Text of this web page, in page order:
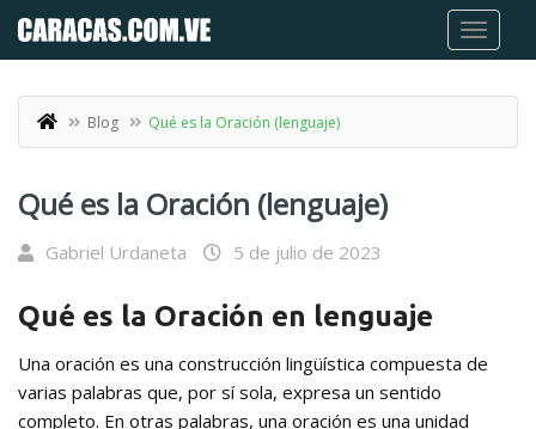
Blog Qué es la Oración (lenguaje)
Qué es la Oración (lenguaje)
Gabriel Urdaneta 5 de julio de 2023
Qué es la Oración en lenguaje
Una oración es una construcción lingüística compuesta de
varias palabras que, por sí sola, expresa un sentido
completo. En otras palabras, una oración es una unidad